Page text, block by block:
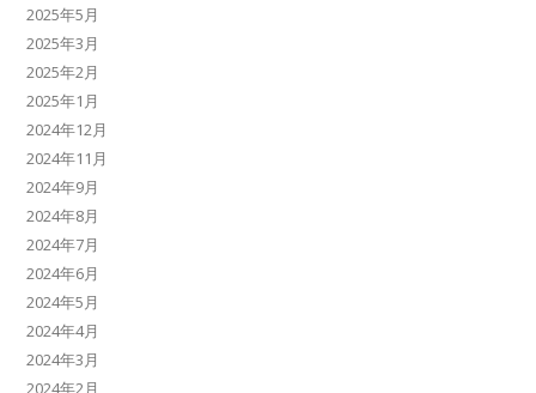
2025年5月
2025年3月
2025年2月
2025年1月
2024年12月
2024年11月
2024年9月
2024年8月
2024年7月
2024年6月
2024年5月
2024年4月
2024年3月
2024年2月